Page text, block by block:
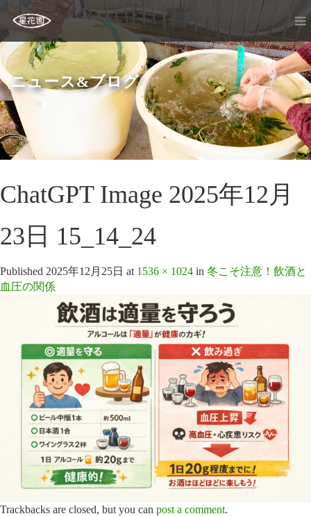
ニュース&ブログ
ChatGPT Image 2025年12月
23日 15_14_24
Published 2025年12月25日 at 1536 × 1024 in 冬こそ注意！飲酒と
血圧の関係
Trackbacks are closed, but you can post a comment.